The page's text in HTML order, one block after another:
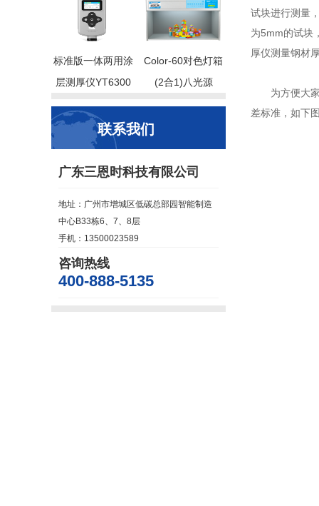
标准版一体两用涂
层测厚仪YT6300
Color-60对色灯箱
(2合1)八光源
联系我们
广东三恩时科技有限公司
地址：广州市增城区低碳总部园智能制造
中心B33栋6、7、8层
手机：13500023589
咨询热线
400-888-5135
试块进行测量
为5mm的试块
厚仪测量钢材
为方便大家
差标准，如下